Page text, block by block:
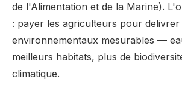
de l'Alimentation et de la Marine).
: payer les agriculteurs pour delivrer
environnementaux mesurables —
meilleurs habitats, plus de
climatique.